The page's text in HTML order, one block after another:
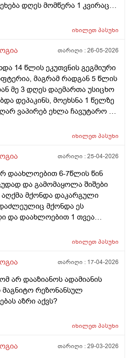
დღეს მომწერა 1 კვირაც
არმაქვს მხოლოდ
მარა ბოლომდის არგდამიარა
უფრო თავის შუა და წინა
იტყვით რა არის მიზეზი
იხილეთპასუხი
თარიღი :26-05-2026
14 წლის ეკუთვნის გეგმიური
მაგრამ რადგან 5 წლის
მე 3 დღეს დაემართა უსიცხო
დეპაკინს, მოეხსნა 1 წელზე
ვაპირებ ეხლა ჩავუტარო ეს
მაინც ვშიშობ. Თუ საჭირო
იხილეთპასუხი
თარიღი :25-04-2026
დაახლოებით 6-7წლის წინ
და გამომაყოლა შიშები
მქონდა დაკარგული
მქონდა ეს
და დაახლოებით 1 თვეა
მაქვს დაკარგული ხმაურშიც
ექიმთანახ ვიყავი
ისეა იქნებ რჩევა მომცეთ
უფრო მადლობა წინასწარ
იხილეთპასუხი
თარიღი : 17-04-2026
არ დააზიანოს ადამიანის
მაგნიტო რეზონანსულ
აზრი აქვს?
იხილეთპასუხი
თარიღი :29-03-2026